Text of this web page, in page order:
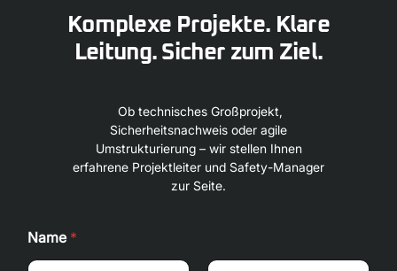
Komplexe Projekte. Klare
Leitung. Sicher zum Ziel.
Ob technisches Großprojekt,
Sicherheitsnachweis oder agile
Umstrukturierung – wir stellen Ihnen
erfahrene Projektleiter und Safety-Manager
zur Seite.
Name *